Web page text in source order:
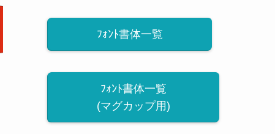
ﾌｫﾝﾄ書体一覧
ﾌｫﾝﾄ書体一覧
(マグカップ用)